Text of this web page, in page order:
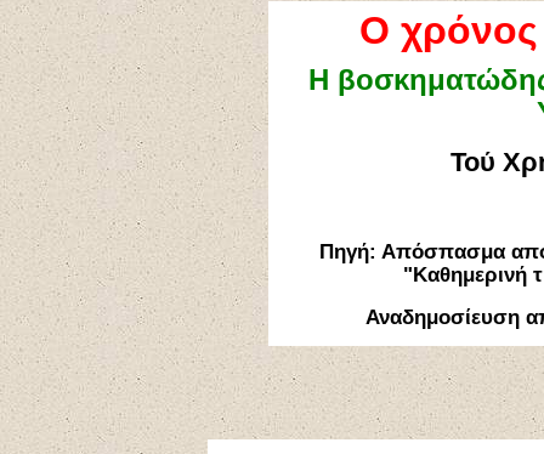
O χρόνος
Η βοσκηματώδη
Τού
Πηγή: Απόσπασμα
"Καθημερινή
Αναδημοσίευση